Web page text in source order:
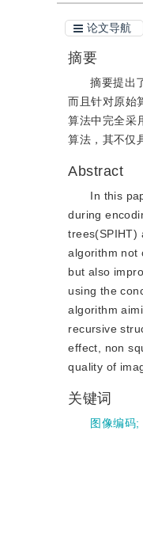
论文导航
摘要
摘要提出
而且针对原始
算法中完全采
算法，其不仅
Abstract
In this
during
trees(SPIHT)
algorithm not
but also
using the
algorithm
recursive
effect, non
quality of
关键词
图像编码;